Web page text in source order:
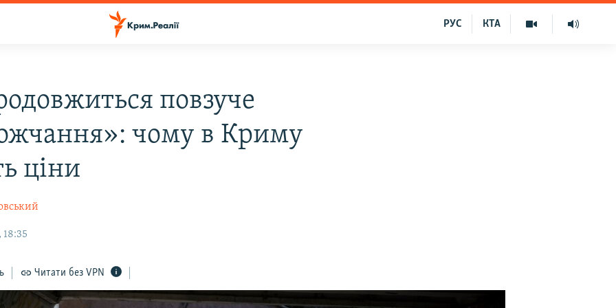
КТА
РУС
повзуче
чому в Криму
ціни
18:35
Читати без VPN